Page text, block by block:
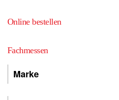
Online bestellen
Fachmessen
Marke